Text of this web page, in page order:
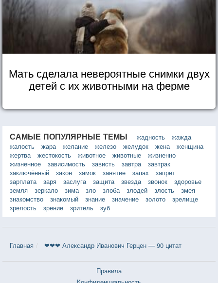
Мать сделала невероятные снимки двух
детей с их животными на ферме
САМЫЕ ПОПУЛЯРНЫЕ ТЕМЫ жадность
жажда
жалость
жара желание железо желудок жена
женщина
жертва
жестокость животное животные
жизненно
жизненное
зависимость зависть завтра
завтрак
заключённый
закон замок занятие запах
запрет
зарплата
заря заслуга защита звезда звонок
здоровье
земля
зеркало зима зло злоба злодей злость
змея
знакомство
знакомый знание значение золото
зрелище
зрелость
зрение зритель зуб
Главная ❤❤❤ Александр Иванович Герцен — 90 цитат
Правила